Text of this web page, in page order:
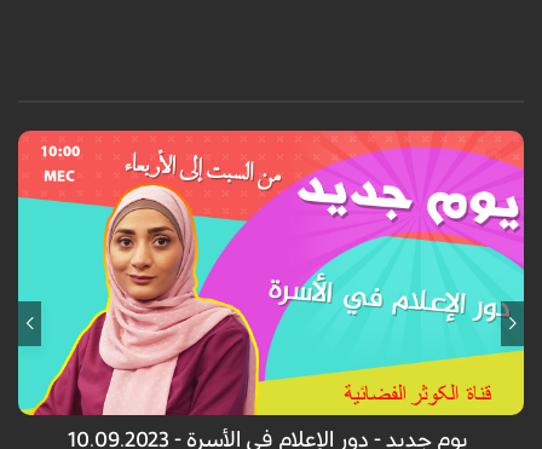
یوم جدید - دور الإعلام في الأسرة - 10.09.2023